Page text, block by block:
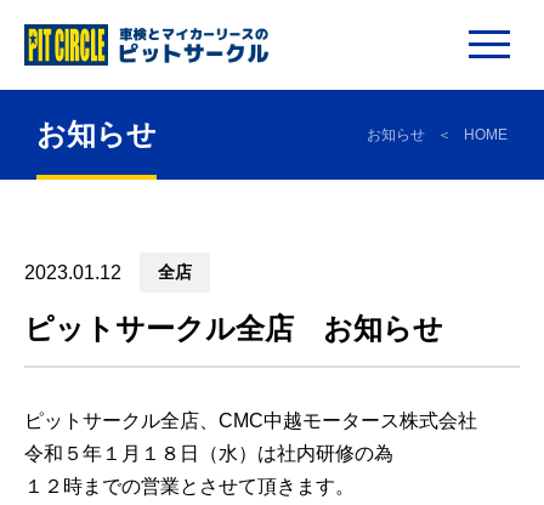
お知らせ お知らせ HOME
2023.01.12 全店
ピットサークル全店 お知らせ
ピットサークル全店、CMC中越モータース株式会社
令和５年１月１８日（水）は社内研修の為
１２時までの営業とさせて頂きます。